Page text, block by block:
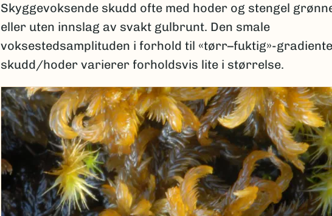
Skyggevoksende skudd ofte med hoder og stengel
eller uten innslag av svakt gulbrunt. Den smale
voksestedsamplituden i forhold til «tørr–fuktig»-
skudd/hoder varierer forholdsvis lite i størrelse.